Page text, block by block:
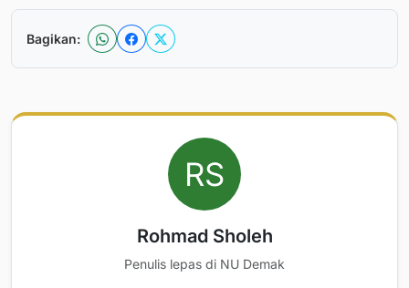
Bagikan:
Rohmad Sholeh
Penulis lepas di NU Demak